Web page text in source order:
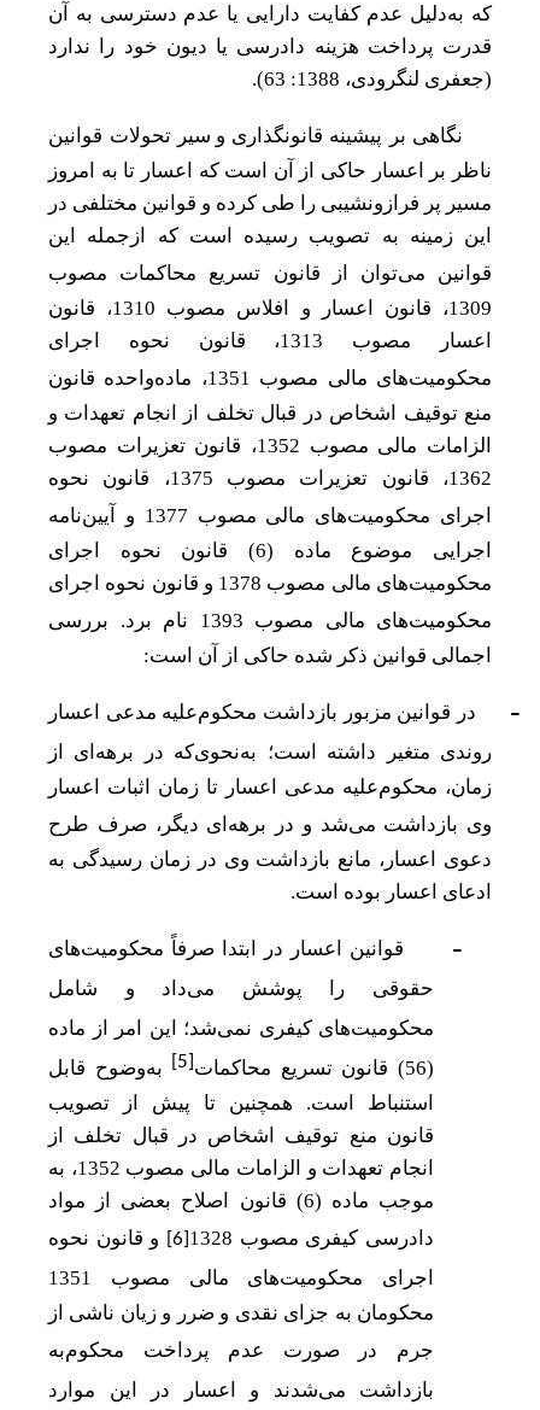
که به‌‌دلیل عدم کفایت دارایی یا عدم دسترسی به آن
قدرت پرداخت هزینه دادرسی یا دیون خود را ندارد
(جعفری لنگرودی، 1388: 63).
نگاهی بر پیشینه قانونگذاری و سیر تحولات قوانین
ناظر بر اعسار حاکی از آن است که اعسار تا به امروز
مسیر پر فراز‌و‌نشیبی را طی کرده و قوانین مختلفی در
این زمینه به تصویب رسیده است که از‌جمله این
قوانین میتوان از قانون تسریع محاکمات مصوب
1309، قانون اعسار و افلاس مصوب 1310، قانون
اعسار مصوب 1313، قانون نحوه اجرای
محکومیت
های مالی مصوب 1351، ماده‌واحده قانون
منع توقیف اشخاص در قبال تخلف از انجام تعهدات و
الزامات مالی مصوب 1352، قانون تعزیرات مصوب
1362، قانون تعزیرات مصوب 1375، قانون نحوه
اجرای محکومیت
های مالی مصوب 1377 و آیین‌نامه
اجرایی موضوع ماده (6) قانون نحوه اجرای
محکومیت‌های مالی مصوب 1378 و قانون نحوه اجرای
محکومیت
های مالی مصوب 1393 نام برد. بررسی
اجمالی قوانین ذکر شده حاکی از آن است:
-
در قوانین مزبور بازداشت محکوم‌علیه مدعی اعسار
روندی متغیر داشته است؛ به‌نحوی‌که در برهه ای از
زمان، محکوم‌علیه مدعی اعسار تا زمان
اثبات اعسار
وی بازداشت میشد و در برهه ای دیگر، صرف طرح
دعوی اعسار، مانع بازداشت وی در زمان رسیدگی به
ادعای اعسار بوده است.
- قوانین اعسار در ابتدا صرفاً محکومیتهای
حقوقی را پوشش میداد و شامل
محکومیتهای کیفری نمی‌شد؛ این امر از ماده
(56) قانون تسریع محاکمات
[5]
به‌وضوح قابل
استنباط
است. همچنین تا پیش از تصویب
قانون منع توقیف اشخاص در قبال تخلف از
انجام تعهدات و الزامات مالی مصوب 1352، به
موجب ماده (6) قانون اصلاح بعضی از مواد
دادرسی کیفری مصوب 1328
[6] و قانون نحوه
اجرای محکومیت
های مالی مصوب 1351
محکومان به جزای نقدی و ضرر و زیان ناشی از
جرم در صورت عدم پرداخت محکومبه
بازداشت میشدند و اعسار در این موارد